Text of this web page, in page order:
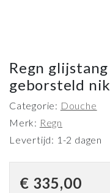
Regn
geborsteld
Categorie: Douche
Merk: Regn
Levertijd: 1-2 dagen
€ 335,00